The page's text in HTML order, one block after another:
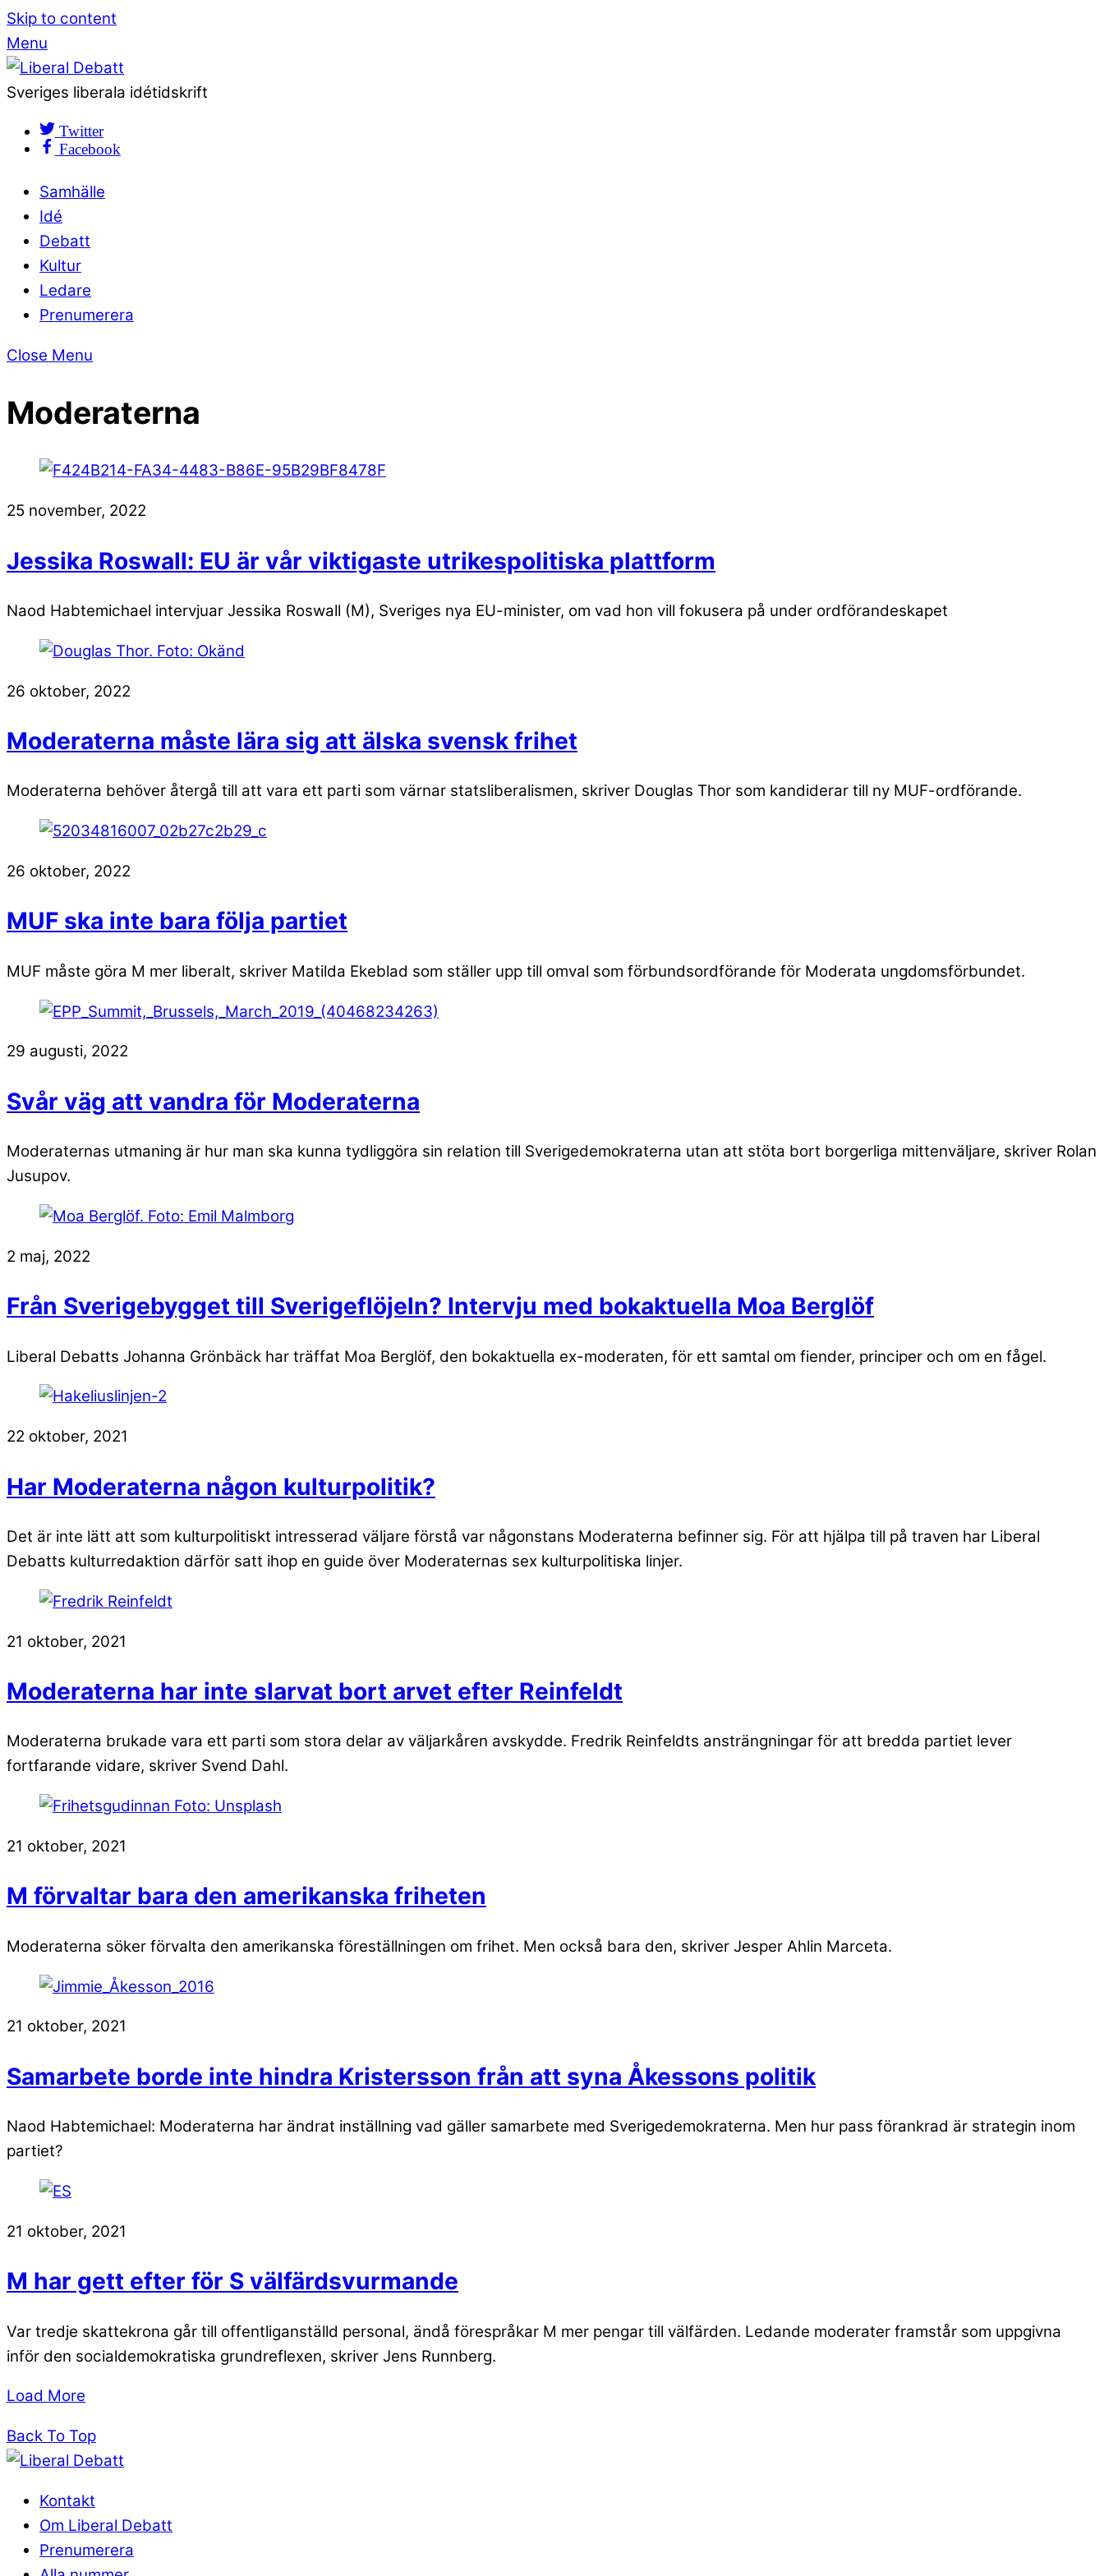
Skip to content
Menu
Sveriges liberala idétidskrift
Twitter
Facebook
Samhälle
Idé
Debatt
Kultur
Ledare
Prenumerera
Close Menu
Moderaterna
25 november, 2022
Jessika Roswall: EU är vår viktigaste utrikespolitiska plattform
Naod Habtemichael intervjuar Jessika Roswall (M), Sveriges nya EU-minister, om vad hon vill fokusera på under ordförandeskapet
26 oktober, 2022
Moderaterna måste lära sig att älska svensk frihet
Moderaterna behöver återgå till att vara ett parti som värnar statsliberalismen, skriver Douglas Thor som kandiderar till ny MUF-ordförande.
26 oktober, 2022
MUF ska inte bara följa partiet
MUF måste göra M mer liberalt, skriver Matilda Ekeblad som ställer upp till omval som förbundsordförande för Moderata ungdomsförbundet.
29 augusti, 2022
Svår väg att vandra för Moderaterna
Moderaternas utmaning är hur man ska kunna tydliggöra sin relation till Sverigedemokraterna utan att stöta bort borgerliga mittenväljare, skriver Rolan
Jusupov.
2 maj, 2022
Från Sverigebygget till Sverigeflöjeln? Intervju med bokaktuella Moa Berglöf
Liberal Debatts Johanna Grönbäck har träffat Moa Berglöf, den bokaktuella ex-moderaten, för ett samtal om fiender, principer och om en fågel.
22 oktober, 2021
Har Moderaterna någon kulturpolitik?
Det är inte lätt att som kulturpolitiskt intresserad väljare förstå var någonstans Moderaterna befinner sig. För att hjälpa till på traven har Liberal
Debatts kulturredaktion därför satt ihop en guide över Moderaternas sex kulturpolitiska linjer.
21 oktober, 2021
Moderaterna har inte slarvat bort arvet efter Reinfeldt
Moderaterna brukade vara ett parti som stora delar av väljarkåren avskydde. Fredrik Reinfeldts ansträngningar för att bredda partiet lever
fortfarande vidare, skriver Svend Dahl.
21 oktober, 2021
M förvaltar bara den amerikanska friheten
Moderaterna söker förvalta den amerikanska föreställningen om frihet. Men också bara den, skriver Jesper Ahlin Marceta.
21 oktober, 2021
Samarbete borde inte hindra Kristersson från att syna Åkessons politik
Naod Habtemichael: Moderaterna har ändrat inställning vad gäller samarbete med Sverigedemokraterna. Men hur pass förankrad är strategin inom
partiet?
21 oktober, 2021
M har gett efter för S välfärdsvurmande
Var tredje skattekrona går till offentliganställd personal, ändå förespråkar M mer pengar till välfärden. Ledande moderater framstår som uppgivna
inför den socialdemokratiska grundreflexen, skriver Jens Runnberg.
Load More
Back To Top
Kontakt
Om Liberal Debatt
Prenumerera